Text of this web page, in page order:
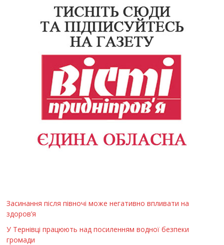
Засинання після півночі може негативно впливати на
здоров’я
У Тернівці працюють над посиленням водної безпеки
громади